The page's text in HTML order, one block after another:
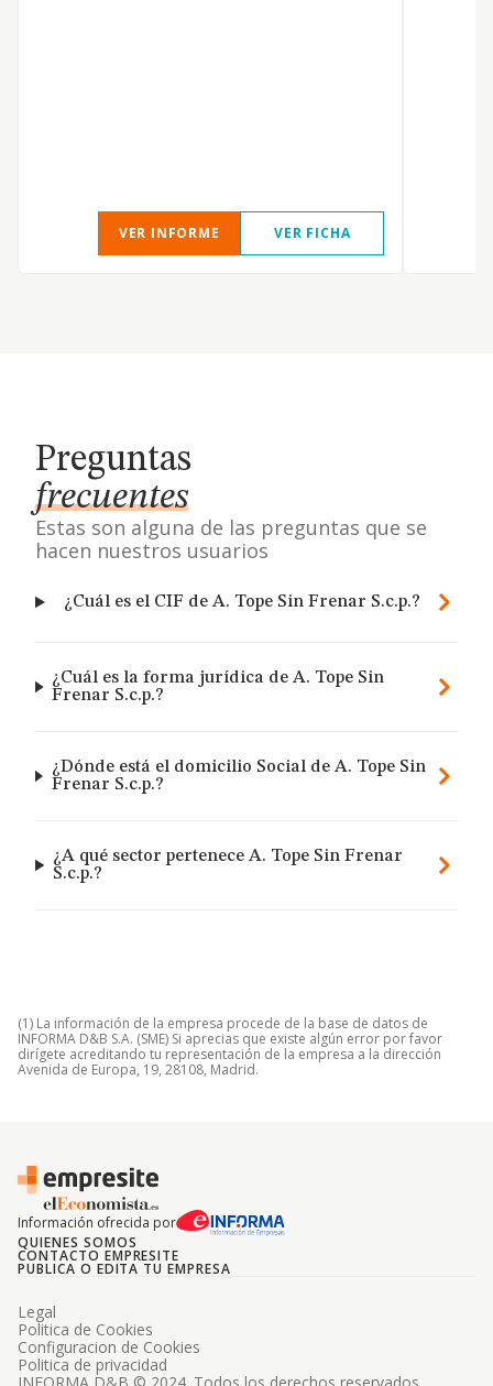
VER INFORME VER FICHA
Preguntas
frecuentes
Estas son alguna de las preguntas que se
hacen nuestros usuarios
¿Cuál es el CIF de A. Tope Sin Frenar S.c.p.?
¿Cuál es la forma jurídica de A. Tope Sin
Frenar S.c.p.?
¿Dónde está el domicilio Social de A. Tope Sin
Frenar S.c.p.?
¿A qué sector pertenece A. Tope Sin Frenar
S.c.p.?
(1) La información de la empresa procede de la base de datos de
INFORMA D&B S.A. (SME) Si aprecias que existe algún error por favor
dirígete acreditando tu representación de la empresa a la dirección
Avenida de Europa, 19, 28108, Madrid.
Información ofrecida por
QUIENES SOMOS
CONTACTO EMPRESITE
PUBLICA O EDITA TU EMPRESA
Legal
Politica de Cookies
Configuracion de Cookies
Politica de privacidad